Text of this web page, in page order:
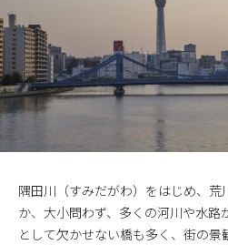
隅田川（すみだがわ）をはじめ、
か、大小問わず、多くの河川や水路
として欠かせない橋も多く、街の